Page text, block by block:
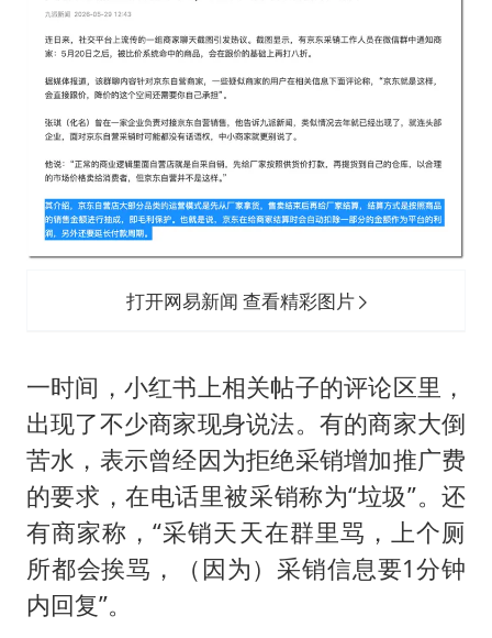
打开网易新闻 查看精彩图片
一时间，小红书上相关帖子的评论区里，
出现了不少商家现身说法。有的商家大倒
苦水，表示曾经因为拒绝采销增加推广费
的要求，在电话里被采销称为“垃圾”。还
有商家称，“采销天天在群里骂，上个厕
所都会挨骂，（因为）采销信息要1分钟
内回复”。